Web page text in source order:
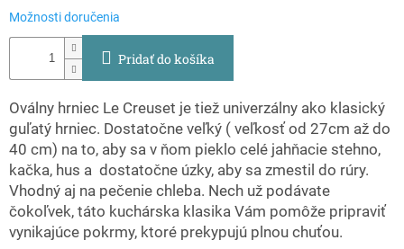
Možnosti doručenia
Pridať do košíka
Oválny hrniec Le Creuset je tiež univerzálny ako klasický
guľatý hrniec. Dostatočne veľký ( veľkosť od 27cm až do
40 cm) na to, aby sa v ňom pieklo celé jahňacie stehno,
kačka, hus a dostatočne úzky, aby sa zmestil do rúry.
Vhodný aj na pečenie chleba. Nech už podávate
čokoľvek, táto kuchárska klasika Vám pomôže pripraviť
vynikajúce pokrmy, ktoré prekypujú plnou chuťou.